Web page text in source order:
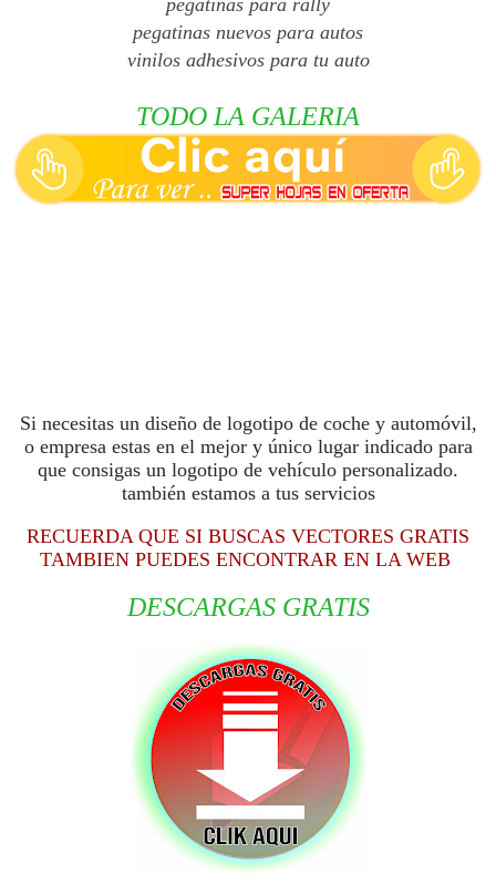
pegatinas nuevos para autos
vinilos adhesivos para tu auto
TODO LA GALERIA
Si necesitas un diseño de logotipo de coche y automóvil,
o empresa estas en el mejor y único lugar indicado para
que consigas un logotipo de vehículo personalizado.
también estamos a tus servicios
RECUERDA QUE SI BUSCAS VECTORES GRATIS
TAMBIEN PUEDES ENCONTRAR EN LA WEB
DESCARGAS GRATIS